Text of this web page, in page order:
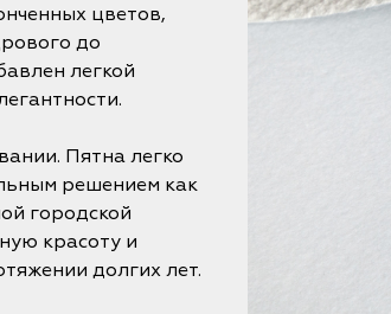
цветов,
до
легкой
Пятна легко
решением как
городской
красоту и
долгих лет.